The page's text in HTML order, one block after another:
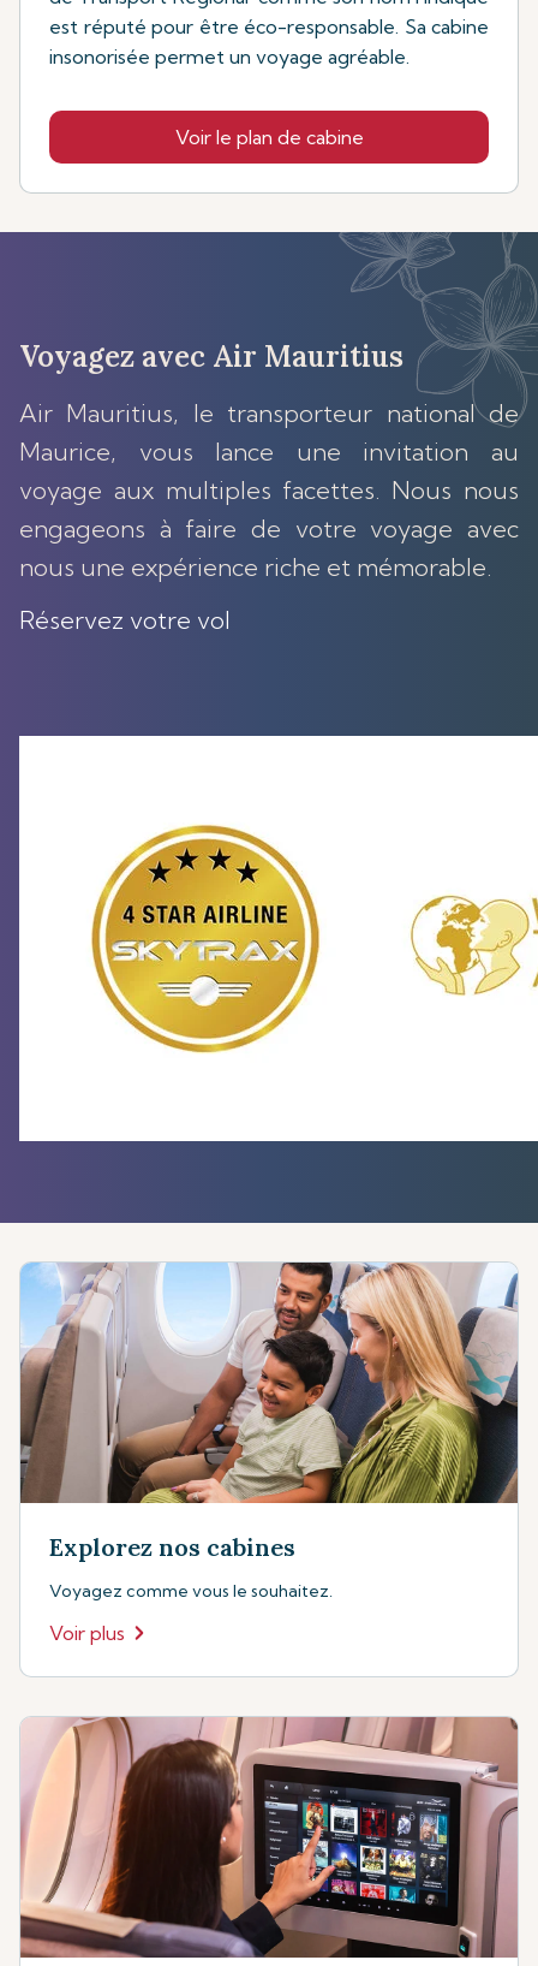
est réputé pour être éco-responsable. Sa cabine
insonorisée permet un voyage agréable.
Voir le plan de cabine
Voyagez avec Air Mauritius
Air Mauritius, le transporteur national de
Maurice, vous lance une invitation au
voyage aux multiples facettes. Nous nous
engageons à faire de votre voyage avec
nous une expérience riche et mémorable.
Réservez votre vol
Explorez nos cabines
Voyagez comme vous le souhaitez.
Voir plus